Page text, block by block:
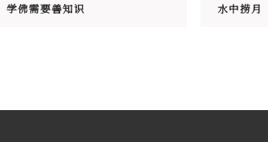
学佛需要善知识 水中捞月